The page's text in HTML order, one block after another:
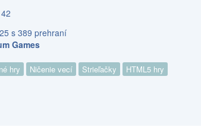
42
s 389 prehraní
Games
hry Ničenie vecí Strieľačky HTML5 hry